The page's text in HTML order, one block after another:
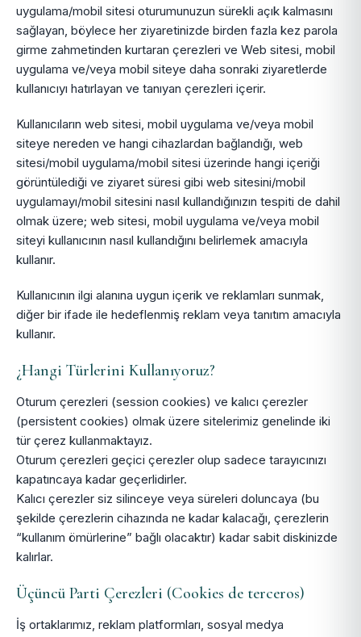
uygulama/mobil sitesi oturumunuzun sürekli açık kalmasını
sağlayan, böylece her ziyaretinizde birden fazla kez parola
girme zahmetinden kurtaran çerezleri ve Web sitesi, mobil
uygulama ve/veya mobil siteye daha sonraki ziyaretlerde
kullanıcıyı hatırlayan ve tanıyan çerezleri içerir.
Kullanıcıların web sitesi, mobil uygulama ve/veya mobil
siteye nereden ve hangi cihazlardan bağlandığı, web
sitesi/mobil uygulama/mobil sitesi üzerinde hangi içeriği
görüntülediği ve ziyaret süresi gibi web sitesini/mobil
uygulamayı/mobil sitesini nasıl kullandığınızın tespiti de dahil
olmak üzere; web sitesi, mobil uygulama ve/veya mobil
siteyi kullanıcının nasıl kullandığını belirlemek amacıyla
kullanır.
Kullanıcının ilgi alanına uygun içerik ve reklamları sunmak,
diğer bir ifade ile hedeflenmiş reklam veya tanıtım amacıyla
kullanır.
¿Hangi Türlerini Kullanıyoruz?
Oturum çerezleri (session cookies) ve kalıcı çerezler
(persistent cookies) olmak üzere sitelerimiz genelinde iki
tür çerez kullanmaktayız.
Oturum çerezleri geçici çerezler olup sadece tarayıcınızı
kapatıncaya kadar geçerlidirler.
Kalıcı çerezler siz silinceye veya süreleri doluncaya (bu
şekilde çerezlerin cihazında ne kadar kalacağı, çerezlerin
“kullanım ömürlerine” bağlı olacaktır) kadar sabit diskinizde
kalırlar.
Üçüncü Parti Çerezleri (Cookies de terceros)
İş ortaklarımız, reklam platformları, sosyal medya